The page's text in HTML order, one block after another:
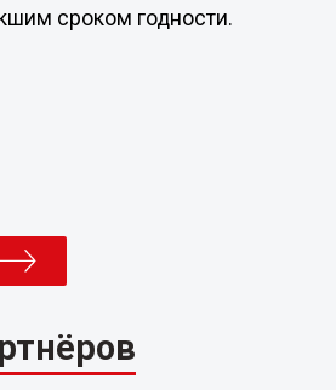
сроком годности.